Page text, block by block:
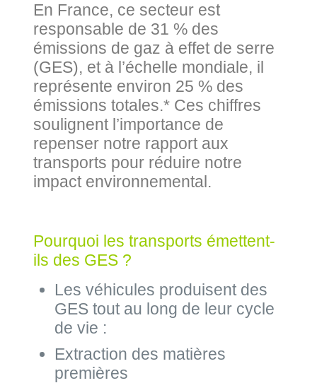
En France, ce secteur est
responsable de 31 % des
émissions de gaz à effet de serre
(GES), et à l’échelle mondiale, il
représente environ 25 % des
émissions totales.* Ces chiffres
soulignent l’importance de
repenser notre rapport aux
transports pour réduire notre
impact environnemental.
Pourquoi les transports émettent-
ils des GES ?
Les véhicules produisent des
GES tout au long de leur cycle
de vie :
Extraction des matières
premières